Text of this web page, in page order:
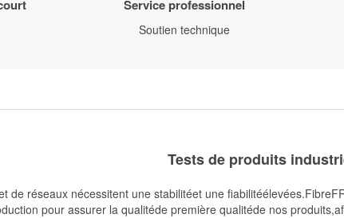
Service professionnel
Soutien technique
Tests de produits
de réseaux nécessitent une stabilitéet une
pour assurer la qualitéde première qualitéde nos